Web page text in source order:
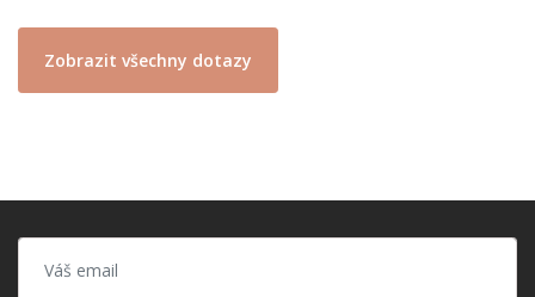
Zobrazit všechny dotazy